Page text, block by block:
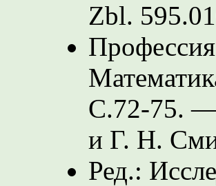
Zbl.
С.72-75. —
и Г. Н.
Ред.: